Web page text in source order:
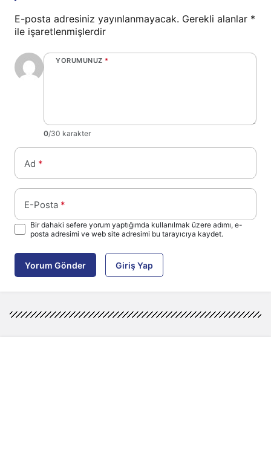
E-posta adresiniz yayınlanmayacak. Gerekli alanlar *
ile işaretlenmişlerdir
YORUMUNUZ *
0/30 karakter
Ad *
E-Posta *
Bir dahaki sefere yorum yaptığımda kullanılmak üzere adımı, e-
posta adresimi ve web site adresimi bu tarayıcıya kaydet.
Yorum Gönder Giriş Yap